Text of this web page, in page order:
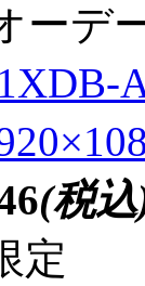
ーデ
(税込
定